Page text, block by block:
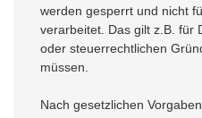
werden gesperrt und nicht
verarbeitet. Das gilt z.B. für
oder steuerrechtlichen
müssen.
Nach gesetzlichen